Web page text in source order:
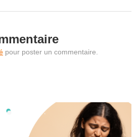
pour poster un commentaire.